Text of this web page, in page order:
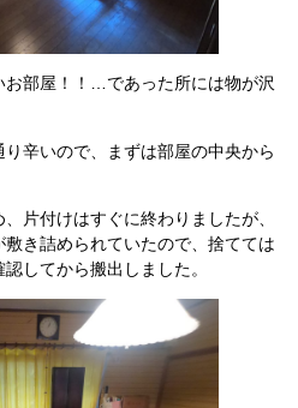
部屋！！…であった所には物が沢
辛いので、まずは部屋の中央から
片付けはすぐに終わりましたが、
き詰められていたので、捨てては
してから搬出しました。